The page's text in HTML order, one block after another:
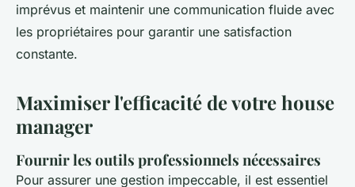
imprévus et maintenir une communication fluide avec
les propriétaires pour garantir une satisfaction
constante.
Maximiser l'efficacité de votre house
manager
Fournir les outils professionnels nécessaires
Pour assurer une gestion impeccable, il est essentiel